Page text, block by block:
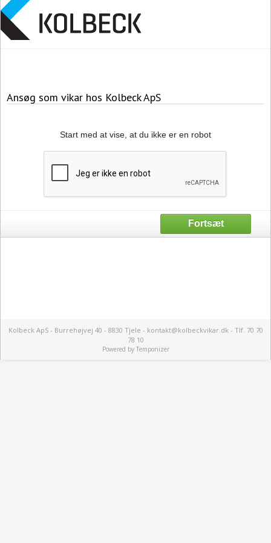
Ansøg som vikar hos Kolbeck ApS
Start med at vise, at du ikke er en robot
Kolbeck ApS - Burrehøjvej 40 - 8830 Tjele - kontakt@kolbeckvikar.dk - Tlf. 70 70
78 10
Powered by Temponizer